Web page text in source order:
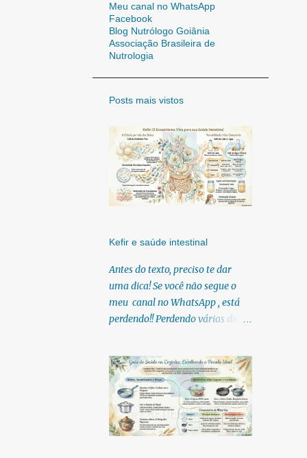
Meu canal no WhatsApp
Facebook
Blog Nutrólogo Goiânia
Associação Brasileira de
Nutrologia
Posts mais vistos
Kefir e saúde intestinal
Antes do texto, preciso te dar
uma dica! Se você não segue o
meu canal no WhatsApp , está
perdendo!! Perdendo várias dicas,
infográficos, o link para
download dos meus e-books.
Para acessar clique no link:
https://whatsapp.com/channel/0
029Vb6U4AqKgsNzkBhubA40